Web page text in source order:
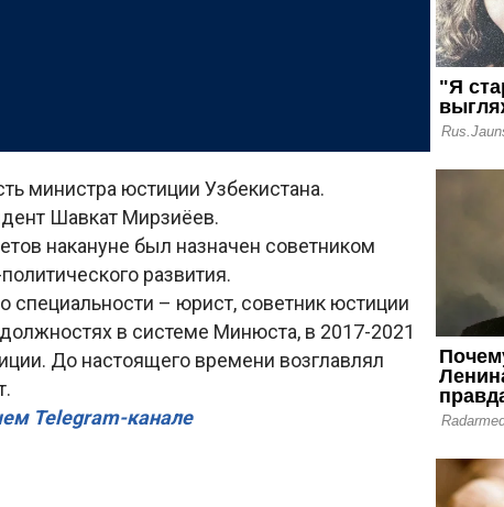
министра юстиции Узбекистана.
Шавкат Мирзиёев.
накануне был назначен советником
развития.
специальности – юрист, советник юстиции
в системе Минюста, в 2017-2021
До настоящего времени возглавлял
Telegram-канале